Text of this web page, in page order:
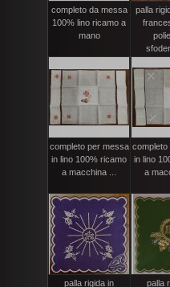
completo da messa
100% lino ricamo a
mano
palla
completo per messa
in lino 100% ricamo
a macchina ...
completo
in lino
a
palla rigida in
palla